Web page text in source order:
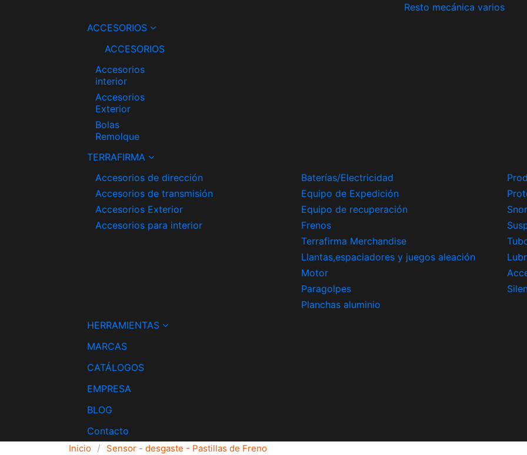
Resto mecánica varios
ACCESORIOS
ACCESORIOS
Accesorios
interior
Accesorios
Exterior
Bolas
Remolque
TERRAFIRMA
Accesorios de dirección
Accesorios de transmisión
Accesorios Exterior
Accesorios para interior
Baterías/Electricidad
Equipo de Expedición
Equipo de recuperación
Frenos
Terrafirma Merchandise
Llantas,espaciadores y juegos aleación
Motor
Paragolpes
Planchas aluminio
HERRAMIENTAS
MARCAS
CATÁLOGOS
EMPRESA
BLOG
Contacto
Inicio Sensor - desgaste - Pastillas de Freno